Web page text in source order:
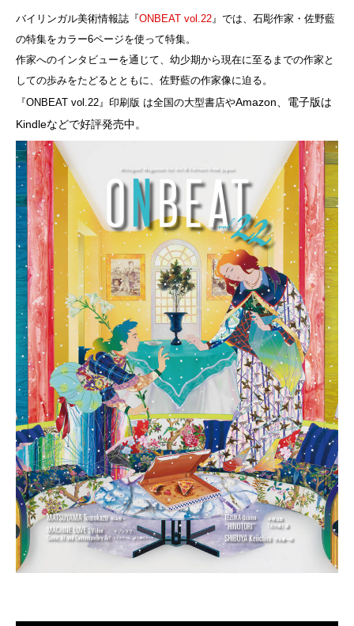
バイリンガル美術情報誌『ONBEAT vol.22 』では、石彫作家・佐野藍
の特集をカラー6ページを使って特集。
作家へのインタビューを通じて、幼少期から現在に至るまでの作家と
しての歩みをたどるとともに、佐野藍の作家像に迫る。
『ONBEAT vol.22』印刷版 は全国の大型書店やAmazon 、電子版は
Kindleなどで好評発売中。